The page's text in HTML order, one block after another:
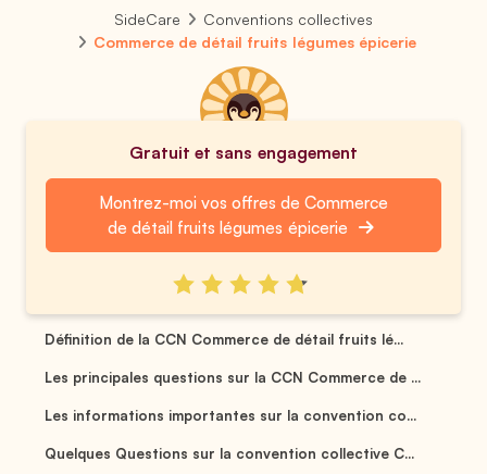
SideCare
Conventions collectives
Commerce de détail fruits légumes épicerie
Gratuit et sans engagement
Montrez-moi vos offres de Commerce
de détail fruits légumes épicerie
Définition de la CCN Commerce de détail fruits lé...
Les principales questions sur la CCN Commerce de ...
Les informations importantes sur la convention co...
Quelques Questions sur la convention collective C...